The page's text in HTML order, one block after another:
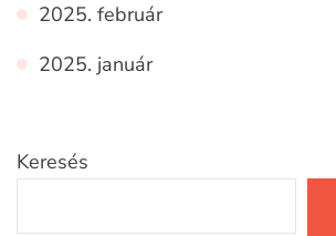
2025. február
2025. január
Keresés